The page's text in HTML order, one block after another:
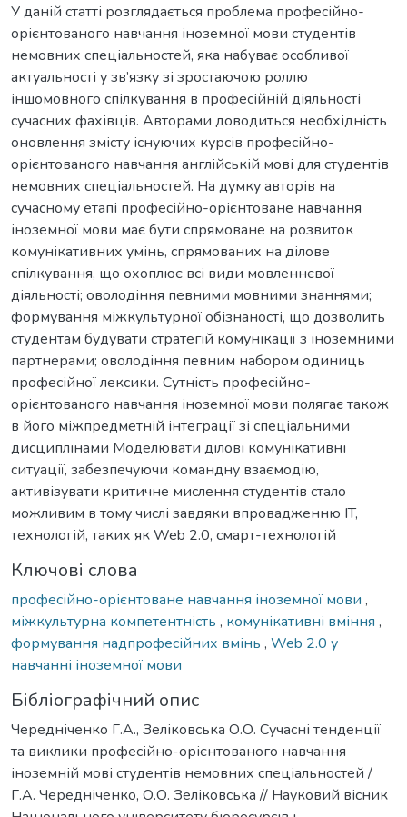
У даній статті розглядається проблема професійно-
орієнтованого навчання іноземної мови студентів
немовних спеціальностей, яка набуває особливої
актуальності у зв’язку зі зростаючою роллю
іншомовного спілкування в професійній діяльності
сучасних фахівців. Авторами доводиться необхідність
оновлення змісту існуючих курсів професійно-
орієнтованого навчання англійській мові для студентів
немовних спеціальностей. На думку авторів на
сучасному етапі професійно-орієнтоване навчання
іноземної мови має бути спрямоване на розвиток
комунікативних умінь, спрямованих на ділове
спілкування, що охоплює всі види мовленнєвої
діяльності; oволодіння певними мовними знаннями;
формування міжкультурної обізнаності, що дозволить
студентам будувати стратегій комунікації з іноземними
партнерами; oволодіння певним набором одиниць
професійної лексики. Сутність професійно-
орієнтованого навчання іноземної мови полягає також
в його міжпредметній інтеграції зі спеціальними
дисциплінами Моделювати ділові комунікативні
ситуації, забезпечуючи командну взаємодію,
активізувати критичне мислення студентів стало
можливим в тому числі завдяки впровадженню IT,
технологій, таких як Web 2.0, смарт-технологій
Ключові слова
професійно-орієнтоване навчання іноземної мови ,
міжкультурна компетентність , комунікативні вміння ,
формування надпрофесійних вмінь , Web 2.0 у
навчанні іноземної мови
Бібліографічний опис
Чередніченко Г.А., Зеліковська О.О. Cучасні тенденції
та виклики професійно-орієнтованого навчання
іноземній мові студентів немовних спеціальностей /
Г.А. Чередніченко, О.О. Зеліковська // Науковий вісник